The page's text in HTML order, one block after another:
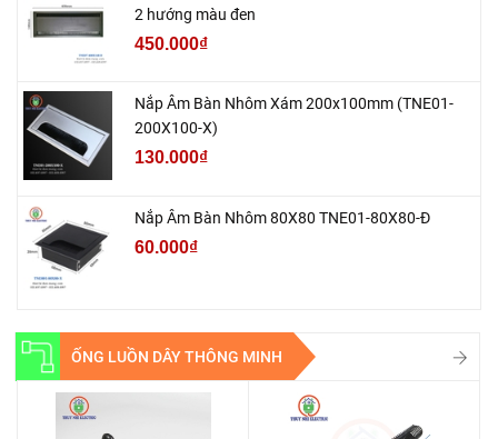
2 hướng màu đen
450.000₫
Nắp Âm Bàn Nhôm Xám 200x100mm (TNE01-
200X100-X)
130.000₫
Nắp Âm Bàn Nhôm 80X80 TNE01-80X80-Đ
60.000₫
ỐNG LUỒN DÂY THÔNG MINH